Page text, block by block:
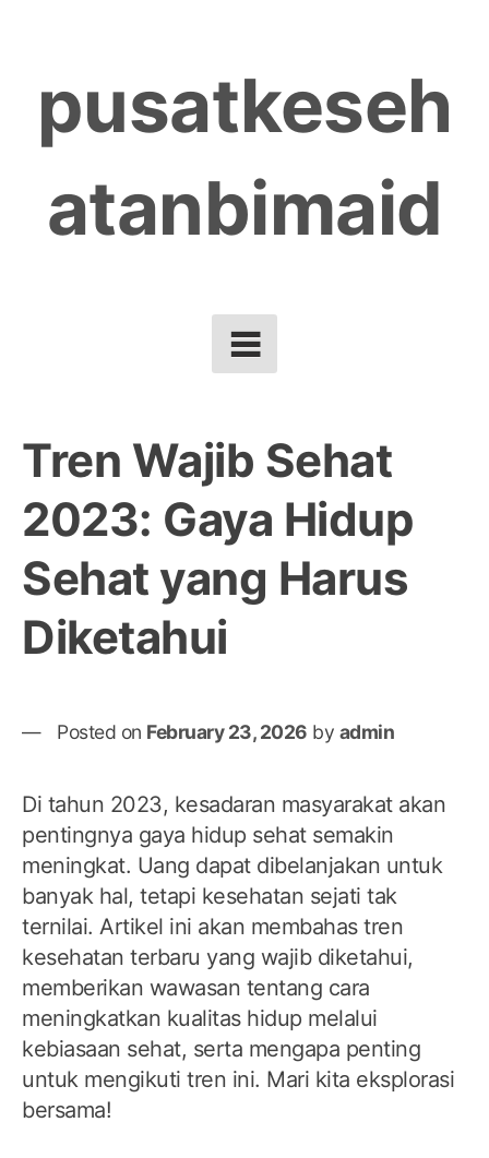
content
pusatkeseh
atanbimaid
Tren Wajib Sehat
2023: Gaya Hidup
Sehat yang Harus
Diketahui
Posted on February 23, 2026 by admin
Di tahun 2023, kesadaran masyarakat akan
pentingnya gaya hidup sehat semakin
meningkat. Uang dapat dibelanjakan untuk
banyak hal, tetapi kesehatan sejati tak
ternilai. Artikel ini akan membahas tren
kesehatan terbaru yang wajib diketahui,
memberikan wawasan tentang cara
meningkatkan kualitas hidup melalui
kebiasaan sehat, serta mengapa penting
untuk mengikuti tren ini. Mari kita eksplorasi
bersama!